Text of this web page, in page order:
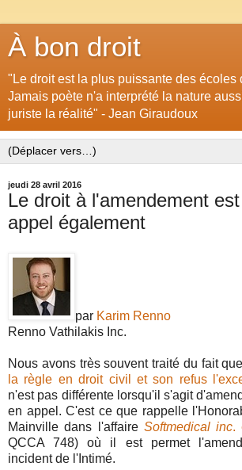
À bon droit
"Le droit est la plus puissante des écoles
Jamais poète n'a interprété la nature
juriste la réalité" - Jean Giraudoux
jeudi 28 avril 2016
Le droit à l'amendement
appel également
par Karim Renno
Renno Vathilakis Inc.
Nous avons très souvent traité du fait que
la règle en droit civil et son refus
n'est pas différente lorsqu'il s'agit
en appel. C'est ce que rappelle
Mainville dans l'affaire Softmedical inc.
QCCA 748) où il est permet
incident de l'Intimé.